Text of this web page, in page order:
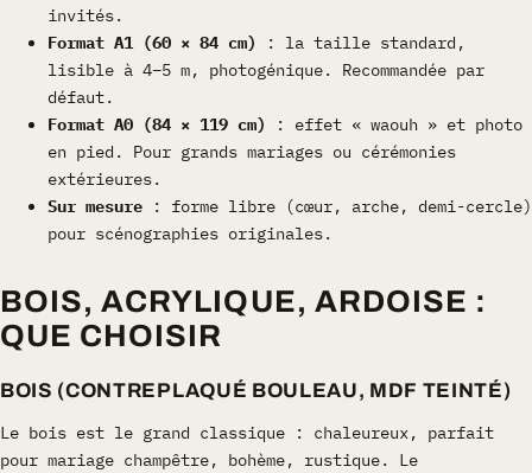
invités.
Format A1 (60 × 84 cm)
: la taille standard,
lisible à 4–5 m, photogénique. Recommandée par
défaut.
Format A0 (84 × 119 cm)
: effet « waouh » et photo
en pied. Pour grands mariages ou cérémonies
extérieures.
Sur mesure : forme libre (cœur, arche, demi-cercle)
pour scénographies originales.
BOIS, ACRYLIQUE, ARDOISE :
QUE CHOISIR
BOIS (CONTREPLAQUÉ BOULEAU, MDF TEINTÉ)
Le bois est le grand classique : chaleureux, parfait
pour mariage champêtre, bohème, rustique. Le